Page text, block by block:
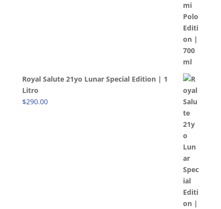
Royal Salute 21yo Lunar Special Edition | 1
Litro
$290.00